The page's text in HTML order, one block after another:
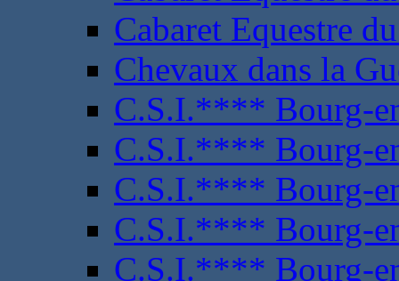
Cabaret Equestre
Chevaux dans la
C.S.I.**** Bourg-
C.S.I.**** Bourg-
C.S.I.**** Bourg-
C.S.I.**** Bourg-
C.S.I.**** Bourg-